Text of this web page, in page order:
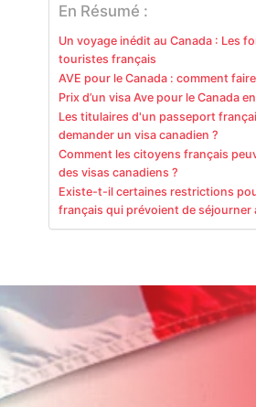
En Résumé :
Un voyage inédit au Canada : Les
touristes français
AVE pour le Canada : comment
Prix d’un visa Ave pour le Canada
Les titulaires d'un passeport
demander un visa canadien ?
Comment les citoyens français
des visas canadiens ?
Existe-t-il certaines restrictions
français qui prévoient de séjourner